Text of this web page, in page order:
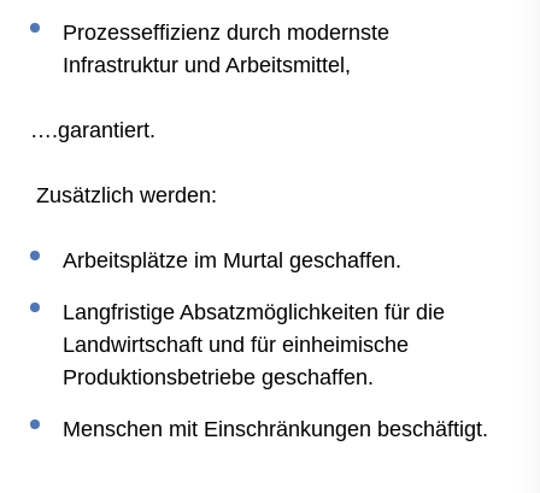
Prozesseffizienz durch modernste
Infrastruktur und Arbeitsmittel,
….garantiert.
Zusätzlich werden:
Arbeitsplätze im Murtal geschaffen.
Langfristige Absatzmöglichkeiten für die
Landwirtschaft und für einheimische
Produktionsbetriebe geschaffen.
Menschen mit Einschränkungen beschäftigt.